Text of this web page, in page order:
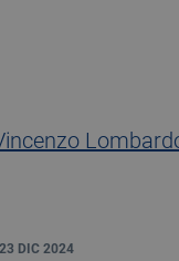
DIC 2024